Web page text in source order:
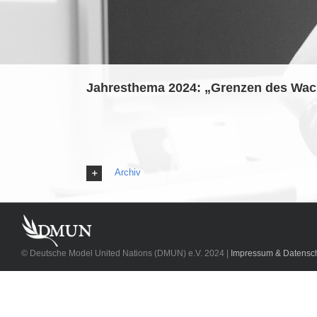
Jahresthema 2024: „Grenzen des
Archiv
© Deutsche Model United Nations (DMUN) e.V. 2024 | Impressum &